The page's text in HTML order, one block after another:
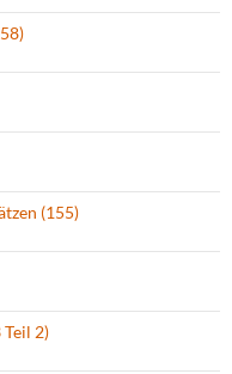
(155)
2)